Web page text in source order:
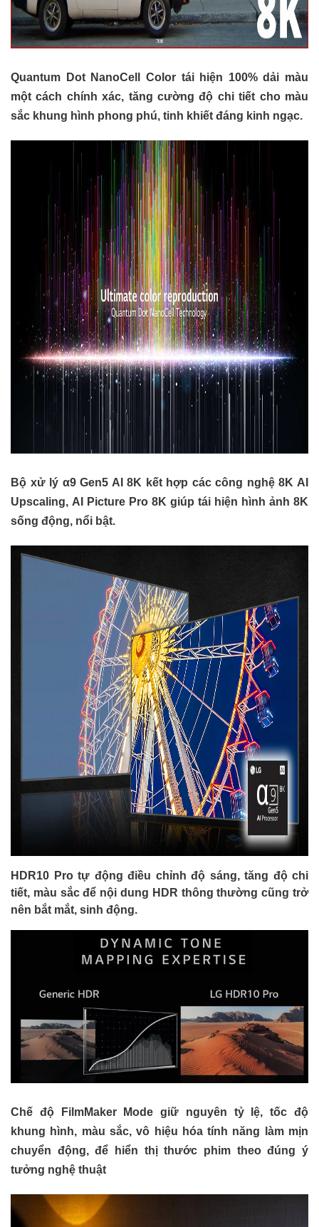
Quantum Dot NanoCell Color tái hiện 100% dải màu
một cách chính xác, tăng cường độ chi tiết cho màu
sắc khung hình phong phú, tinh khiết đáng kinh ngạc.
Bộ xử lý α9 Gen5 AI 8K kết hợp các công nghệ 8K AI
Upscaling, AI Picture Pro 8K giúp tái hiện hình ảnh 8K
sống động, nổi bật.
HDR10 Pro tự động điều chỉnh độ sáng, tăng độ chi
tiết, màu sắc để nội dung HDR thông thường cũng trở
nên bắt mắt, sinh động.
Chế độ FilmMaker Mode giữ nguyên tỷ lệ, tốc độ
khung hình, màu sắc, vô hiệu hóa tính năng làm mịn
chuyển động, để hiển thị thước phim theo đúng ý
tưởng nghệ thuật